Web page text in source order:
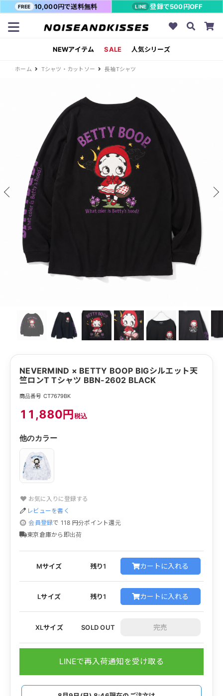
FREE 10,000円で送料無料 LINE 登録で500円OFF
NEWアイテム SALE 人気シリーズ
ホーム Tシャツ・カットソー 長袖Tシャツ
NEVERMIND × BETTY BOOP BIGシルエット天
竺ロンT Tシャツ BBN-2602 BLACK
商品番号 CT7679BK
11,880円税込
他のカラー
お気に入りに登録する
レビューを書く
会員登録で 118 円分ポイント還元
東京倉庫から即出荷
Mサイズ 残り1 カートに入れる
Lサイズ 残り1 カートに入れる
XLサイズ SOLD OUT
LINEで再入荷通知を受け取る